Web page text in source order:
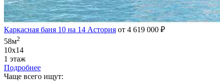
Каркасная баня 10 на 14 Астория от 4 619 000 ₽
58м2
10х14
1 этаж
Подробнее
Чаще всего ищут: